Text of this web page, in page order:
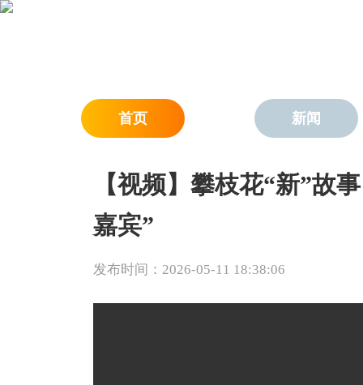
首页 新闻
【视频】攀枝花“新”故
嘉宾”
发布时间：2026-05-11 18:38:06